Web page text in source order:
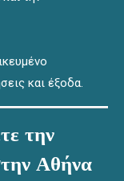
και έξοδα.
την
Αθήνα